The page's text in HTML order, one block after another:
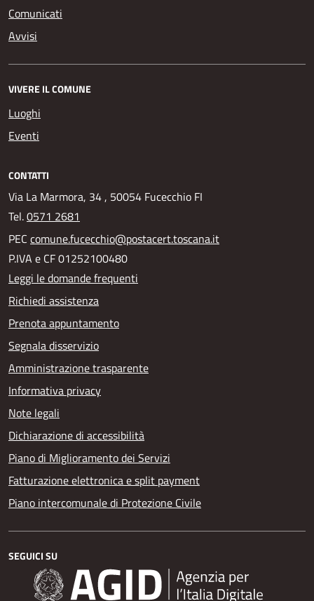
Comunicati
Avvisi
VIVERE IL COMUNE
Luoghi
Eventi
CONTATTI
Via La Marmora, 34 , 50054 Fucecchio FI
Tel.0571 2681
PEC comune.fucecchio@postacert.toscana.it
P.IVA e CF 01252100480
Leggi le domande frequenti
Richiedi assistenza
Prenota appuntamento
Segnala disservizio
Amministrazione trasparente
Informativa privacy
Note legali
Dichiarazione di accessibilità
Piano di Miglioramento dei Servizi
Fatturazione elettronica e split payment
Piano intercomunale di Protezione Civile
SEGUICI SU